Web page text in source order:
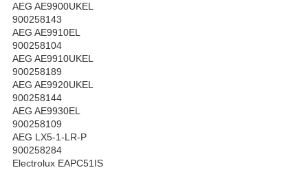
AEG AE9900UKEL
900258143
AEG AE9910EL
900258104
AEG AE9910UKEL
900258189
AEG AE9920UKEL
900258144
AEG AE9930EL
900258109
AEG LX5-1-LR-P
900258284
Electrolux EAPC51IS